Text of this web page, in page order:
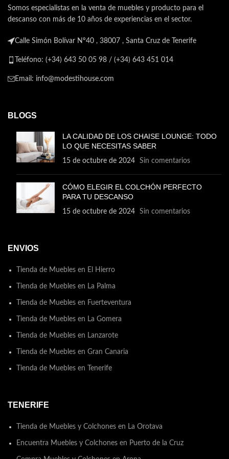
Somos especialistas en la venta de muebles y producto para el
descanso con más de 10 años de experiencias en el sector.
Calle Simón Bolívar Nº40 , 38007 , Santa Cruz de Tenerife
Teléfono: (+34) 643 50 05 98 / (+34) 643 451 014
Email: info@modestihouse.com
BLOGS
LA CALIDAD DE LOS CHAISE LOUNGE: TODO
LO QUE NECESITAS SABER
15 de octubre de 2024 Sin comentarios
CÓMO ELEGIR EL COLCHÓN PERFECTO
PARA TU DESCANSO
15 de octubre de 2024 Sin comentarios
ENVIOS
Tienda de Muebles en El Hierro
Tienda de Muebles en La Palma
Tienda de Muebles en Fuerteventura
Tienda de Muebles en La Gomera
Tienda de Muebles en Lanzarote
Tienda de Muebles en Gran Canaria
Tienda de Muebles en Tenerife
TENERIFE
Tienda de Muebles y Colchones en La Orotava
Encuentra Muebles y Colchones en Puerto de la Cruz